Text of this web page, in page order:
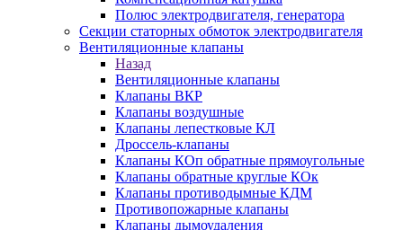
Полюс электродвигателя, генератора
Секции статорных обмоток электродвигателя
Вентиляционные клапаны
Назад
Вентиляционные клапаны
Клапаны ВКР
Клапаны воздушные
Клапаны лепестковые КЛ
Дроссель-клапаны
Клапаны КОп обратные прямоугольные
Клапаны обратные круглые КОк
Клапаны противодымные КДМ
Противопожарные клапаны
Клапаны дымоудаления